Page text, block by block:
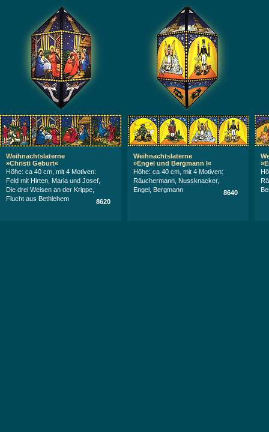
Weihnachtslaterne
»Christi Geburt«
Höhe: ca 40 cm, mit 4 Motiven:
Feld mit Hirten, Maria und Josef,
Die drei Weisen an der Krippe,
Flucht aus Bethlehem
8620
Weihnachtslaterne
»Engel und Bergmann I«
Höhe: ca 40 cm, mit 4 Motiven:
Räuchermann, Nussknacker,
Engel, Bergmann
8640